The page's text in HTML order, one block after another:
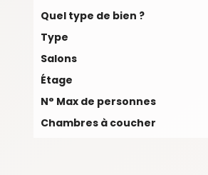
Quel type de bien ?
Type
Salons
Étage
N° Max de personnes
Chambres à coucher